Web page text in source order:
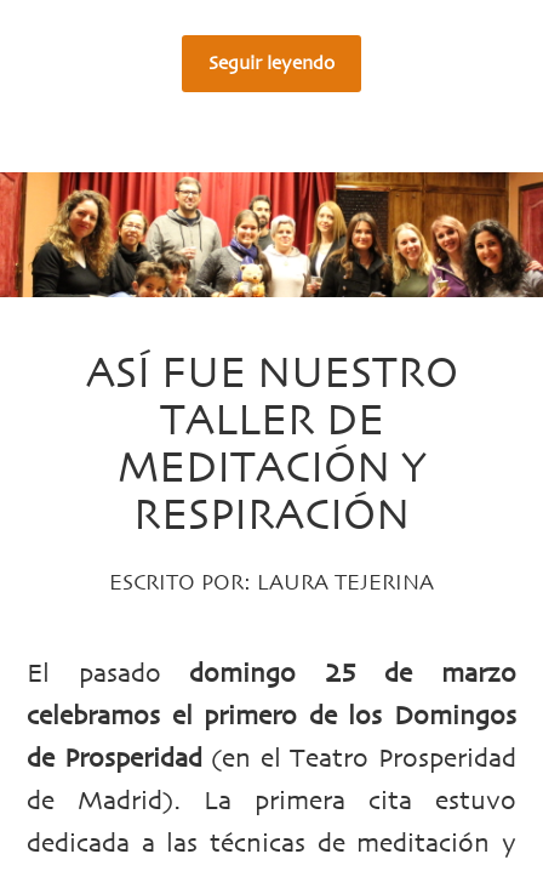
Seguir leyendo
ASÍ FUE NUESTRO
TALLER DE
MEDITACIÓN Y
RESPIRACIÓN
ESCRITO POR: LAURA TEJERINA
El pasado domingo 25 de marzo
celebramos el primero de los Domingos
de Prosperidad (en el Teatro Prosperidad
de Madrid). La primera cita estuvo
dedicada a las técnicas de meditación y